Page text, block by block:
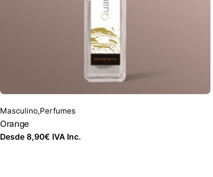
Masculino,Perfumes
Orange
Desde8,90€ IVA Inc.